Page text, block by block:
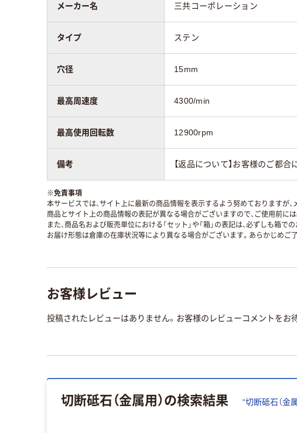
メーカー名 三共コーポレーション
タイプ ステン
穴径 15mm
最高周速度 4300/min
最高使用回転数 12900rpm
備考 【返品について】お客様のご都
※免責事項
本サービスでは、サイト上に最新の商品情報を表示するよう努めておりますが、
商品とサイト上の商品情報の表記が異なる場合がございますので、ご使用前に
また、商品名および販売単位における「セット」や「箱」の表記は、必ずしも箱で
お届け形態は倉庫の在庫状況等により異なる場合がございます。あらかじめご
お客様レビュー
投稿されたレビューはありません。お客様のレビューコメントをお
切断砥石（金属用）の検索結果 “切断砥石（金属